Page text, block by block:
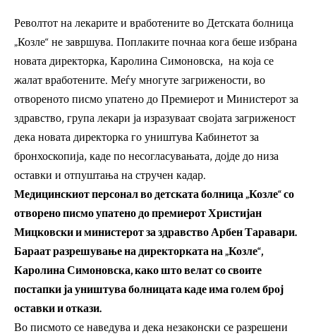
Револтот на лекарите и вработените во Детската болница
„Козле“ не завршува. Поплаките почнаа кога беше избрана
новата директорка, Каролина Симоновска, на која се
жалат вработените. Меѓу многуте загрижености, во
отвореното писмо упатено до Премиерот и Министерот за
здравство, група лекари ја изразуваат својата загриженост
дека новата директорка го уништува Кабинетот за
бронхоскопија, каде по несогласувањата, дојде до низа
оставки и отпуштања на стручен кадар.
Медицинскиот персонал во детската болница „Козле“ со
отворено писмо упатено до премиерот Христијан
Мицковски и министерот за здравство Арбен Таравари.
Бараат разрешување на директорката на „Козле“,
Каролина Симоновска, како што велат со своите
постапки ја уништува болницата каде има голем број
оставки и откази.
Во писмото се наведува и дека незаконски се разрешени